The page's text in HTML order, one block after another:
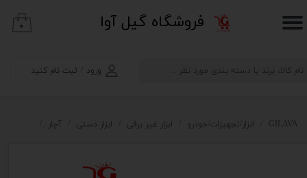
​فروشگاه گیل آوا
ورود ثبت نام کنید
حساب کاربری من
خروج از حساب کاربری
۰
GILAVA ابزار/تجهیزات/خودرو ابزار غیر برقی ابزار دستی آچار